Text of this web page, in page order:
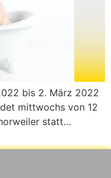
bis 2. März 2022
mittwochs von 12
statt…